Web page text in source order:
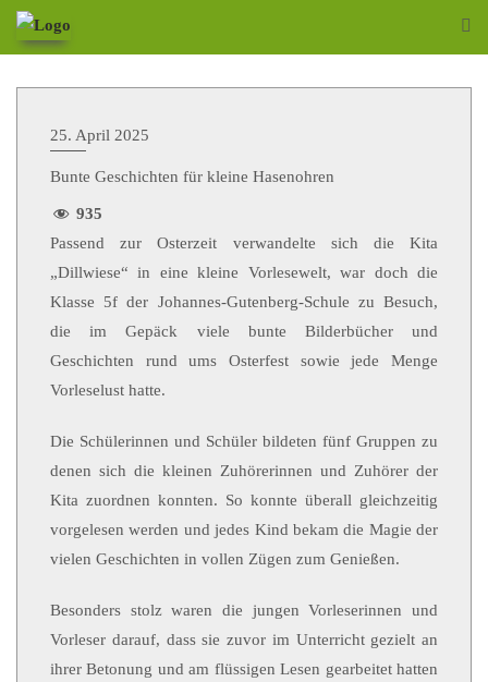
25. April 2025
Bunte Geschichten für kleine Hasenohren
935
Passend zur Osterzeit verwandelte sich die Kita
„Dillwiese“ in eine kleine Vorlesewelt, war doch die
Klasse 5f der Johannes-Gutenberg-Schule zu Besuch,
die im Gepäck viele bunte Bilderbücher und
Geschichten rund ums Osterfest sowie jede Menge
Vorleselust hatte.
Die Schülerinnen und Schüler bildeten fünf Gruppen zu
denen sich die kleinen Zuhörerinnen und Zuhörer der
Kita zuordnen konnten. So konnte überall gleichzeitig
vorgelesen werden und jedes Kind bekam die Magie der
vielen Geschichten in vollen Zügen zum Genießen.
Besonders stolz waren die jungen Vorleserinnen und
Vorleser darauf, dass sie zuvor im Unterricht gezielt an
ihrer Betonung und am flüssigen Lesen gearbeitet hatten